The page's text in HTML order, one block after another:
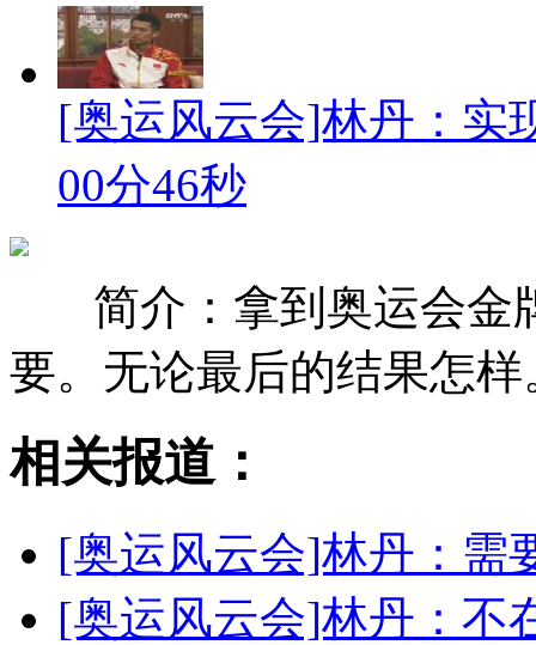
[奥运风云会]林丹：实
00分46秒
简介：拿到奥运会金
要。无论最后的结果怎样
相关报道：
[奥运风云会]林丹：需
[奥运风云会]林丹：不